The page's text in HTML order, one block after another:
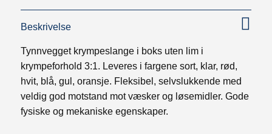
Beskrivelse
Tynnvegget krympeslange i boks uten lim i
krympeforhold 3:1. Leveres i fargene sort, klar, rød,
hvit, blå, gul, oransje. Fleksibel, selvslukkende med
veldig god motstand mot væsker og løsemidler. Gode
fysiske og mekaniske egenskaper.